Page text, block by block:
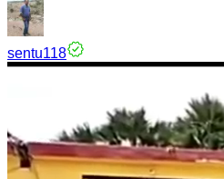
sentu118